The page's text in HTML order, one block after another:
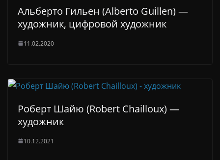
Альберто Гильен (Alberto Guillen) —
художник, цифровой художник
11.02.2020
Роберт Шайю (Robert Chailloux) —
художник
10.12.2021